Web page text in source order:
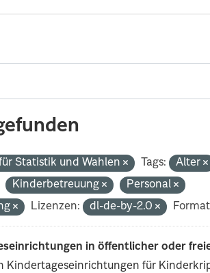
Statistik und Wahlen Tags:
Alter
Kinderbetreuung
Personal
Lizenzen: dl-de-by-2.0
in öffentlicher oder
Kindertageseinrichtungen für